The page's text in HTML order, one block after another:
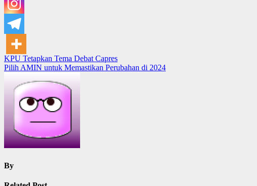
Post
navigation
KPU Tetapkan Tema Debat Capres
Pilih AMIN untuk Memastikan Perubahan di 2024
By